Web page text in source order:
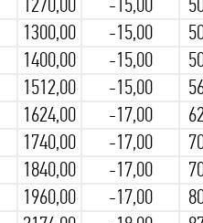
1270,00 -15,00
1300,00 -15,00
1400,00 -15,00
1512,00 -15,00
1624,00 -17,00
1740,00 -17,00
1840,00 -17,00
1960,00 -17,00